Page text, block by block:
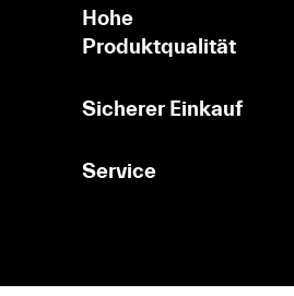
Hohe
Produktqualität
Sicherer Einkauf
Service